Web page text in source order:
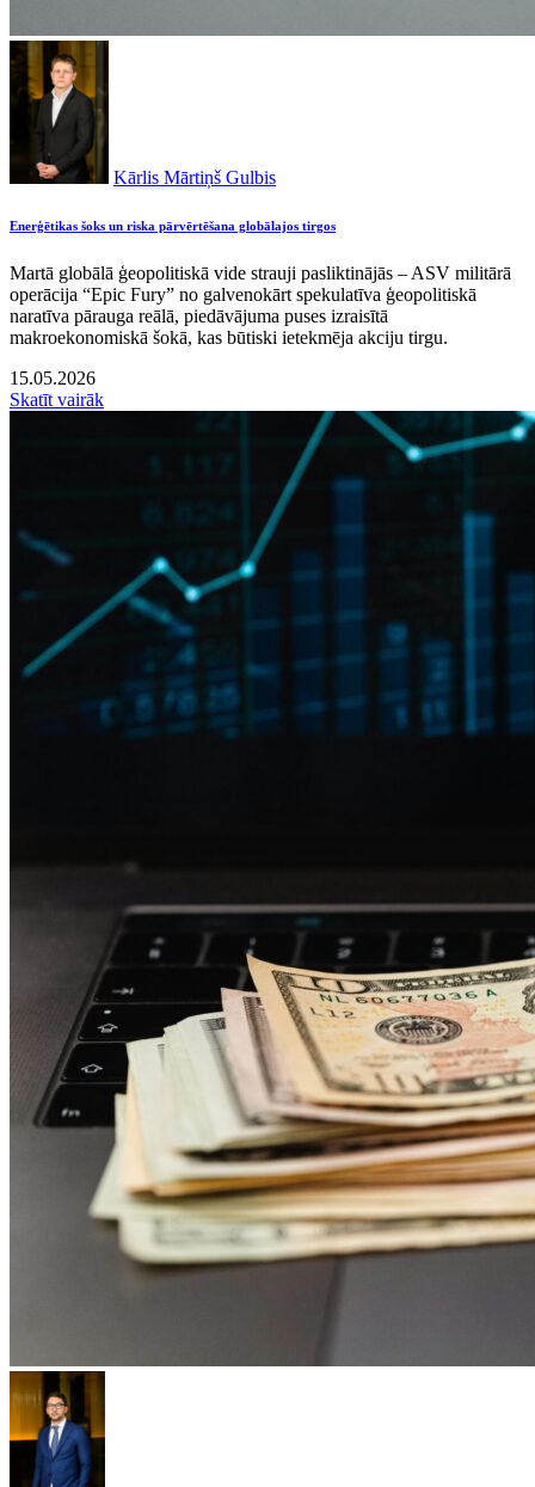
Kārlis Mārtiņš Gulbis
Enerģētikas šoks un riska pārvērtēšana globālajos tirgos
Martā globālā ģeopolitiskā vide strauji pasliktinājās – ASV militārā
operācija “Epic Fury” no galvenokārt spekulatīva ģeopolitiskā
naratīva pārauga reālā, piedāvājuma puses izraisītā
makroekonomiskā šokā, kas būtiski ietekmēja akciju tirgu.
15.05.2026
Skatīt vairāk